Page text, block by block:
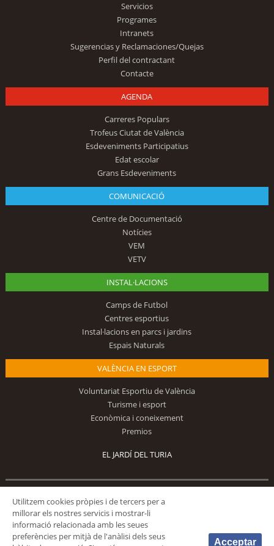
Servicios
Programes
Intranets
Sugerencias y Reclamaciones/Quejas
Perfil del contractant
Contacte
AGENDA
Carreres Populars
Trofeus Ciutat de València
Esdeveniments Participatius
Edat escolar
Grans Esdeveniments
COMUNICACIÓ
Centre de Documentació
Notícies
VEM
VETV
INSTAL·LACIONS
Camps de Futbol
Centres esportius
Instal·lacions en parcs i jardins
Espais Naturals
VALÈNCIA EN ESPORT
Voluntariat Esportiu de València
Turisme i esport
Econòmica i coneixement
Premios
EL JARDÍ DEL TURIA
Utilitzem cookies pròpies i de tercers per a
millorar els nostres servicis i mostrar-li
informació relacionada amb les seues
preferències per mitjà de l'anàlisi dels seus
Acceptar